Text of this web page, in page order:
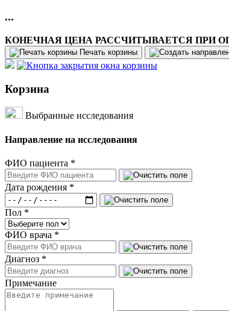
...
КОНЕЧНАЯ ЦЕНА РАССЧИТЫВАЕТСЯ ПРИ
Печать корзины
Корзина
Выбранные исследования
Направление на исследования
ФИО пациента *
Дата рождения *
Пол *
ФИО врача *
Диагноз *
Примечание